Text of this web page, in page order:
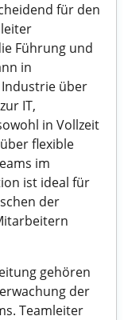
für den
Führung und
in
über
IT,
in Vollzeit
flexible
im
ist ideal für
der
gehören
der
Teamleiter